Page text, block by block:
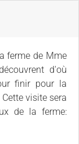
ferme de Mme
d'où
finir pour la
visite sera
de la ferme: